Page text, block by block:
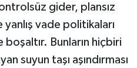
gider, plansız
vade politikaları
boşaltır. Bunların hiçbiri
suyun taşı aşındırması